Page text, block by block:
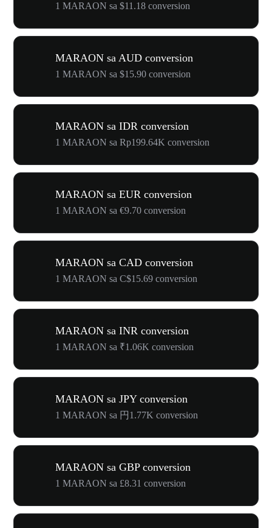
1 MARAON sa $11.18 conversion
MARAON sa AUD conversion
1 MARAON sa $15.90 conversion
MARAON sa IDR conversion
1 MARAON sa Rp199.64K conversion
MARAON sa EUR conversion
1 MARAON sa €9.70 conversion
MARAON sa CAD conversion
1 MARAON sa C$15.69 conversion
MARAON sa INR conversion
1 MARAON sa ₹1.06K conversion
MARAON sa JPY conversion
1 MARAON sa 円1.77K conversion
MARAON sa GBP conversion
1 MARAON sa £8.31 conversion